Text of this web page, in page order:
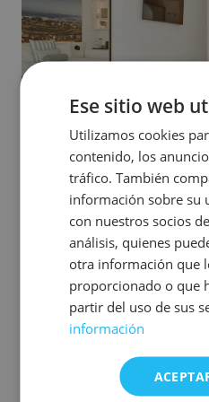
La terraza privada, con vistas
Tarifa, amplía la experiencia y
una pausa: disfrutar de un
observar el entorno desde la
Cada detalle ha sido elegido
acompañar el descanso y
y acogedora. Un espacio
Una estancia pensada para
Ese sitio web
Utilizamos cookies
contenido, los
tráfico. También
información sobre su
con nuestros socios
análisis, quienes
otra información que
proporcionado o que
partir del uso de sus
información